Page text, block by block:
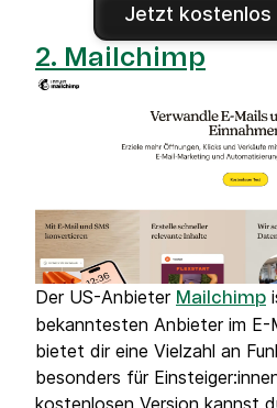
Jetzt kostenlos
2. Mailchimp
Der US-Anbieter Mailchimp
bekanntesten Anbieter im E-
bietet dir eine Vielzahl an
besonders für